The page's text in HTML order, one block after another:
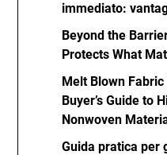
immediato:
Beyond the
Protects What
Melt Blown
Buyer’s Guide to
Nonwoven
Guida pratica per